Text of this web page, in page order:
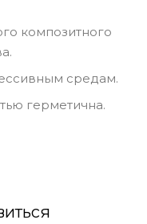
композитного
средам.
герметична.